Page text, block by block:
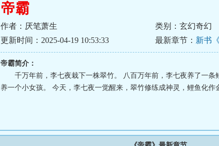
帝霸
作者：厌笔萧生 类别：玄幻奇幻
更新时间：2025-04-19 10:53:33
最新章节： 新书
帝霸简介：
千万年前，李七夜栽下一株翠竹。 八百万年前，李七夜养了一条
养一个小女孩。 今天，李七夜一觉醒来，翠竹修练成神灵，鲤鱼化作